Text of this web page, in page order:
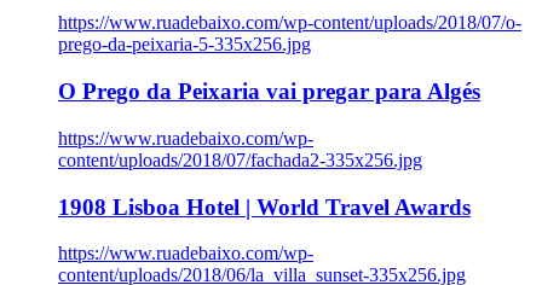
https://www.ruadebaixo.com/wp-content/uploads/2018/07/o-
prego-da-peixaria-5-335x256.jpg
O Prego da Peixaria vai pregar para Algés
https://www.ruadebaixo.com/wp-
content/uploads/2018/07/fachada2-335x256.jpg
1908 Lisboa Hotel | World Travel Awards
https://www.ruadebaixo.com/wp-
content/uploads/2018/06/la_villa_sunset-335x256.jpg